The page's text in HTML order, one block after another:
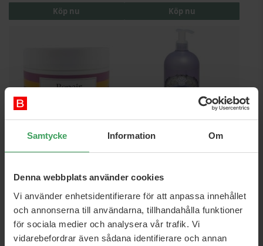
Samtycke Information Om
Denna webbplats använder cookies
Vi använder enhetsidentifierare för att anpassa innehållet
och annonserna till användarna, tillhandahålla funktioner
för sociala medier och analysera vår trafik. Vi
vidarebefordrar även sådana identifierare och annan
Köp nu Köp nu
Waterclouds Repair
250 ML
Rek. Pris 314,50 kr
Pris241,25 kr
Köp nu
Grazette Crush Power
572,75 kr
Pris 432,25 kr
Köp nu